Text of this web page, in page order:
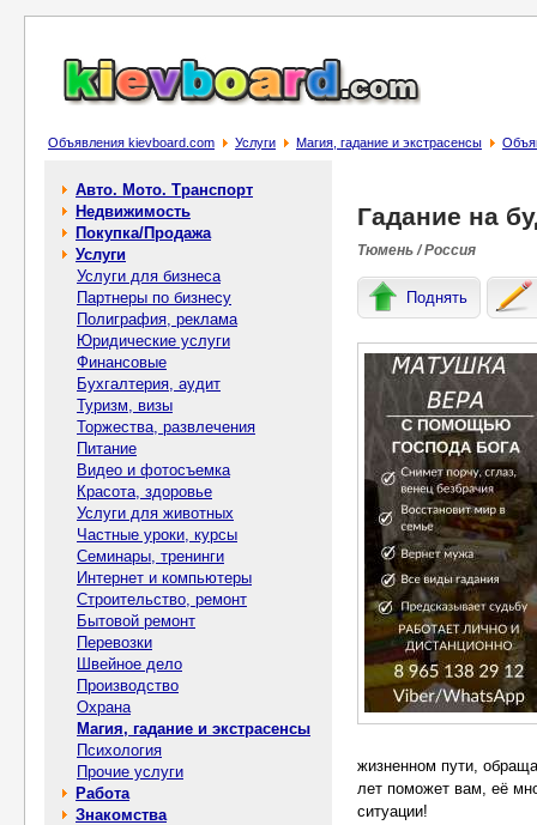
Объявления kievboard.com Услуги Магия, гадание и экстрасенсы
Авто. Мото. Транспорт
Недвижимость
Покупка/Продажа
Услуги
Услуги для бизнеса
Партнеры по бизнесу
Полиграфия, реклама
Юридические услуги
Финансовые
Бухгалтерия, аудит
Туризм, визы
Торжества, развлечения
Питание
Видео и фотосъемка
Красота, здоровье
Услуги для животных
Частные уроки, курсы
Семинары, тренинги
Интернет и компьютеры
Строительство, ремонт
Бытовой ремонт
Перевозки
Швейное дело
Производство
Охрана
Магия, гадание и экстрасенсы
Психология
Прочие услуги
Работа
Знакомства
Гадание на
Тюмень / Россия
Поднять
жизненном пути,
лет поможет вам, её
ситуации!